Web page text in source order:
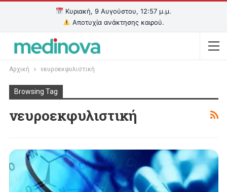
Κυριακή, 9 Αυγούστου, 12:57 μ.μ.
Αποτυχία ανάκτησης καιρού.
Αρχική νευροεκφυλιστική
Browsing Tag
νευροεκφυλιστική